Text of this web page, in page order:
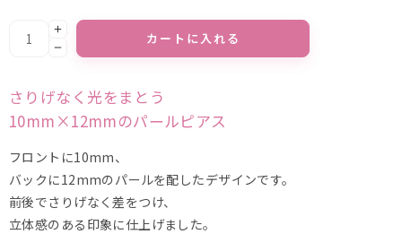
カートに入れる
さりげなく光をまとう
10mm×12mmのパールピアス
フロントに10mm、
バックに12mmのパールを配したデザインです。
前後でさりげなく差をつけ、
立体感のある印象に仕上げました。